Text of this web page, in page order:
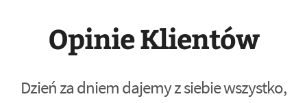
Opinie Klientów
Dzień za dniem dajemy z siebie wszystko,